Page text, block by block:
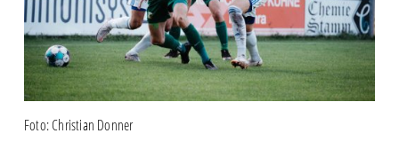
Foto: Christian Donner